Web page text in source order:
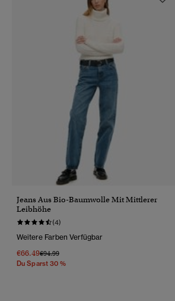
Jeans Aus Bio-Baumwolle Mit Mittlerer
Leibhöhe
(4)
Weitere Farben Verfügbar
€66.49Preis Wurde Reduziert Von
€94.99Bis
Du Sparst 30 %